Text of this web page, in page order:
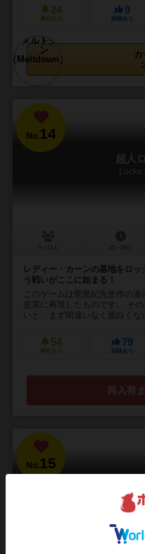
24
興味あり
9
経験あり
No.14
超人
Locke
レディー・カーンの基地をロ
う戦いがここに始まる！
このゲームは聖悠紀先生作の
忠実に再現したものです。 そ
いと、まず間違いなく面白くな
54
興味あり
79
経験あり
再入荷
No.15